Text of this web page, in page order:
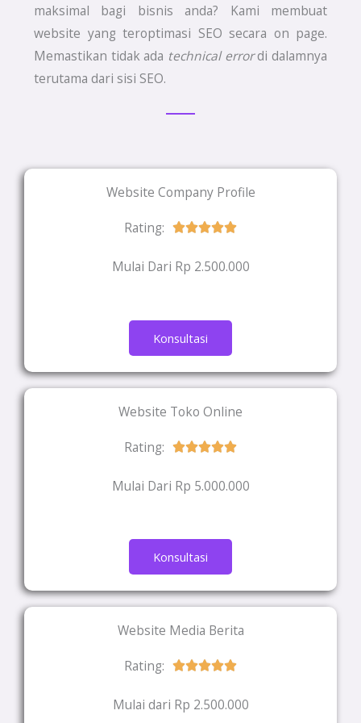
maksimal bagi bisnis anda? Kami membuat
website yang teroptimasi SEO secara on page.
Memastikan tidak ada technical errordi dalamnya
terutama dari sisi SEO.
Website Company Profile
Rating:
Rated
out
Mulai Dari Rp 2.500.000
Konsultasi
Website Toko Online
Rating:
Rated
out
Mulai Dari Rp 5.000.000
Konsultasi
Website Media Berita
Rating:
Rated
out
Mulai dari Rp 2.500.000